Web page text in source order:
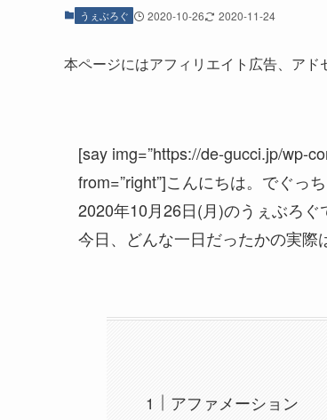
うぇぶろぐ 2020-10-26 2020-11-24
本ページにはアフィリエイト広告、アド
[say img=”https://de-gucci.jp/wp-
from=”right”]こんにちは。でぐっ
2020年10月26日(月)のうぇぶろぐ
今日、どんな一日だったかの実際
アファメーション